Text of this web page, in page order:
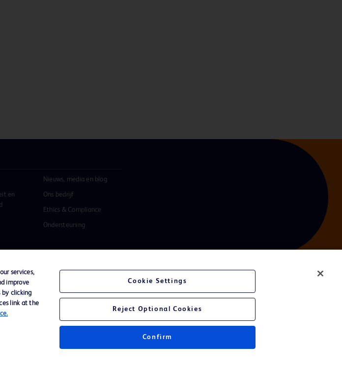
en
Nieuws, media en blog
Ons bedrijf
Ethics & Compliance
Ondersteuning
Toegankelijkheid website
services,
improve
by clicking
link at the
Cookie Settings
Reject Optional Cookies
Confirm